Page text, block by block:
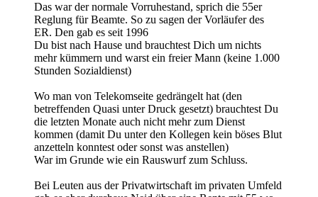
Das war der normale Vorruhestand, sprich die 55er
Reglung für Beamte. So zu sagen der Vorläufer des
ER. Den gab es seit 1996
Du bist nach Hause und brauchtest Dich um nichts
mehr kümmern und warst ein freier Mann (keine 1.000
Stunden Sozialdienst)
Wo man von Telekomseite gedrängelt hat (den
betreffenden Quasi unter Druck gesetzt) brauchtest Du
die letzten Monate auch nicht mehr zum Dienst
kommen (damit Du unter den Kollegen kein böses Blut
anzetteln konntest oder sonst was anstellen)
War im Grunde wie ein Rauswurf zum Schluss.
Bei Leuten aus der Privatwirtschaft im privaten Umfeld